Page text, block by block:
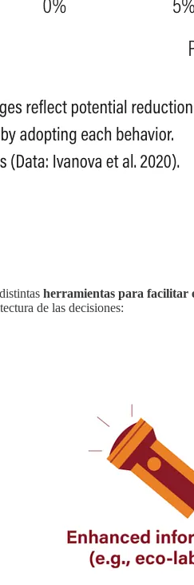
herramientas para facilitar
de las decisiones: